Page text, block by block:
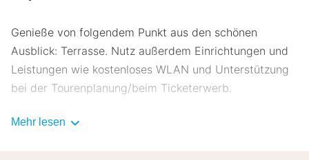
Genieße von folgendem Punkt aus den schönen
Ausblick: Terrasse. Nutz außerdem Einrichtungen und
Leistungen wie kostenloses WLAN und Unterstützung
bei der Tourenplanung/beim Ticketerwerb.
Gegen Gebühr wird täglich von 06:30 Uhr bis
Mehr lesen